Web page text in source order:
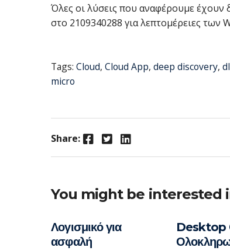
Όλες οι λύσεις που αναφέρουμε έχουν
στο 2109340288 για λεπτομέρειες των
Tags: Cloud, Cloud App, deep discovery,
micro
Share: Facebook Twitter LinkedIn
You might be interested
Λογισμικό για
ασφαλή
Desktop